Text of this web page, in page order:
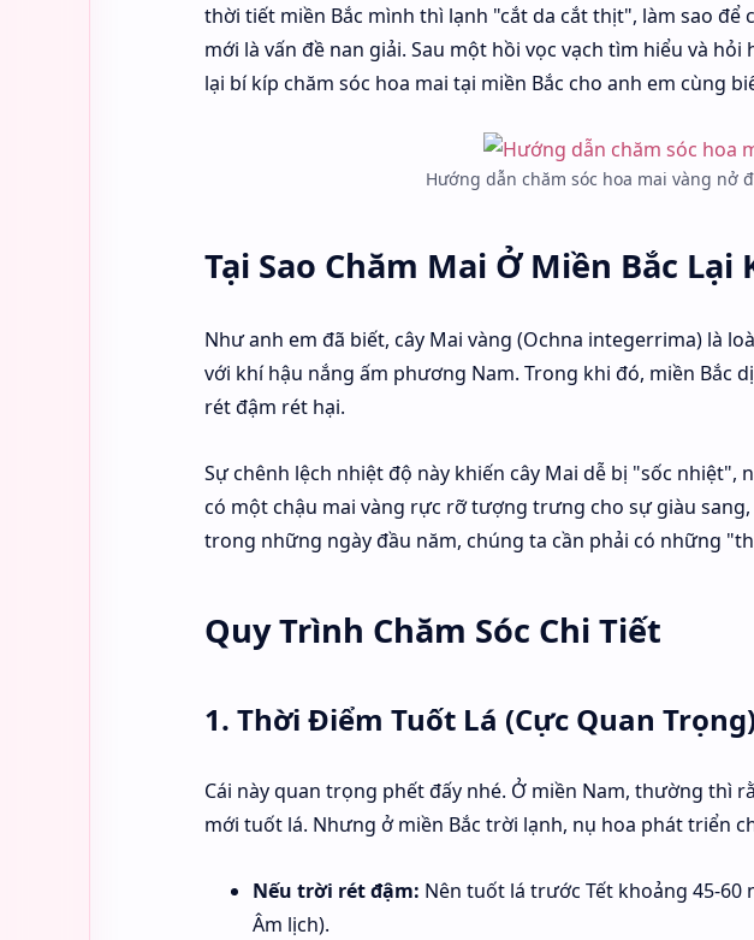
thời tiết miền Bắc mình thì lạnh "cắt da cắt thịt", làm sao để
mới là vấn đề nan giải. Sau một hồi vọc vạch tìm hiểu và
lại bí kíp chăm sóc hoa mai tại miền Bắc cho anh em cùng
Hướng dẫn chăm sóc hoa mai vàng nở
Tại Sao Chăm Mai Ở Miền Bắc Lại
Như anh em đã biết, cây Mai vàng (Ochna integerrima) là
với khí hậu nắng ấm phương Nam. Trong khi đó, miền Bắc
rét đậm rét hại.
Sự chênh lệch nhiệt độ này khiến cây Mai dễ bị "sốc
có một chậu mai vàng rực rỡ tượng trưng cho sự giàu
trong những ngày đầu năm, chúng ta cần phải có những
Quy Trình Chăm Sóc Chi Tiết
1. Thời Điểm Tuốt Lá (Cực Quan
Cái này quan trọng phết đấy nhé. Ở miền Nam, thường thì
mới tuốt lá. Nhưng ở miền Bắc trời lạnh, nụ hoa phát triển
Nếu trời rét đậm: Nên tuốt lá trước Tết khoảng 45-60
Âm lịch).